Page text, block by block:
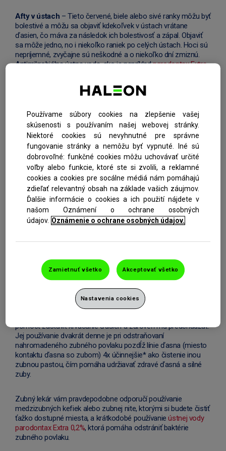
Afty v ústach – Tieto červené, biele alebo sivé ranky môžu byť
bolestivé a môžu sa objaviť kdekoľvek v ústach vrátane
ďasien, čo máva za následok ich bolestivosť a zápal. Objaviť
sa môže jedno, no i niekoľko raniek po celých ústach. Hoci sú
nepríjemné, zvyčajne sú neškodné a o niekoľko dní zmiznú.
Antimikrobiálna ústna voda, ako je napríkladparodontax Extra
neustupujú a stále sa vracajú, mali by ste navštíviť zubného
Odrené ďasná
– ak si čistíte zuby príliš silno, môže dôjsť k
poraneniu jemného tkaniva ďasna, čo môže spôsobiť bolesť a
zápal. Účinným spôsobom, ako si pomôcť je čistenie
miernymi, kruhovými pohybmi.
Keďže existuje mnoho príčin zápalu ďasien, mali by ste sa
objednať k zubnému lekárovi, ktorý zistí, čo zápal ďasna
spôsobilo a odborne vám poradí s jeho liečbou.
LIEČBA ZÁPALU ĎASIEN
Ak sú vaše zapálené ďasná príznakom gingivitídy, najlepším
ako zlepšiť každodennú starostlivosť o zdravie ústnej dutiny
Možno bude stačiť čistenie zubnou pastou s fluoridom dve
minúty dvakrát denne alebo každodennou špecializovanou
zubnou pastou pre zdravé ďasná, ako jeparodontax
pomôcť zastaviť krvácanie ďasien a zároveň mu predchádzať.
Jej používanie dvakrát denne je pri odstraňovaní
nahromadeného zubného povlaku pozdĺž línie ďasna (miesto
kontaktu ďasna so zubom) 4x účinnejšie* ako čistenie inou
zubnou pastou, čím pomáha udržiavať zdravé ďasná a silné
zuby.
Zubný lekár vám pravdepodobne odporučí používanie
medzizubných kefiek alebo zubnej nite, ktorými si budete čistiť
ťažko dostupné miesta, a krátkodobé používanieústnej vody
parodontax Extra 0,2%, ktorá pomáha odstrániť baktérie
zubného povlaku.
Používame súbory cookies na zlepšenie vašej
skúsenosti s používaním našej webovej stránky.
Niektoré cookies sú nevyhnutné pre správne
fungovanie stránky a nemôžu byť vypnuté. Iné sú
dobrovoľné: funkčné cookies môžu uchovávať určité
voľby alebo funkcie, ktoré ste si zvolili, a reklamné
cookies a cookies pre socálne médiá nám pomáhajú
zdieľať relevantný obsah na základe vašich záujmov.
Ďalšie informácie o cookies a ich použití nájdete v
našom Oznámení o ochrane osobných
údajov. Oznámenie o ochrane osobných údajov.
Zamietnuť všetko Akceptovať všetko
Nastavenia cookies